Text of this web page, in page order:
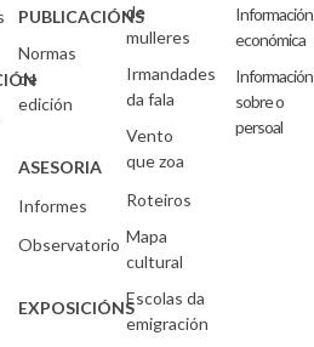
PUBLICACIÓNS
Normas
de
edición
ASESORIA
Informes
Observatorio
EXPOSICIÓNS
de
mulleres
Irmandades
da fala
Vento
que zoa
Roteiros
Mapa
cultural
Escolas da
emigración
Información
económica
Información
sobre o
persoal